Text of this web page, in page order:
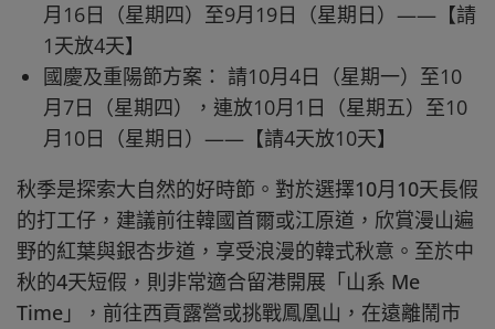
月16日（星期四）至9月19日（星期日）——【請
1天放4天】
國慶及重陽節方案： 請10月4日（星期一）至10
月7日（星期四），連放10月1日（星期五）至10
月10日（星期日）——【請4天放10天】
秋季是探索大自然的好時節。對於選擇10月10天長假
的打工仔，建議前往韓國首爾或江原道，欣賞漫山遍
野的紅葉與銀杏步道，享受浪漫的韓式秋意。至於中
秋的4天短假，則非常適合留港開展「山系 Me
Time」，前往西貢露營或挑戰鳳凰山，在遠離鬧市